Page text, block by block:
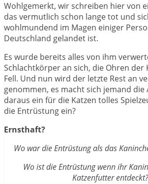
Wohlgemerkt, wir schreiben hier von
das vermutlich schon lange tot und
wohlmundend im Magen einiger
Deutschland gelandet ist.
Es wurde bereits alles von ihm
Schlachtkörper an sich, die Ohren der
Fell. Und nun wird der letzte Rest an
genommen, es macht sich jemand
daraus ein für die Katzen tolles
die Entrüstung ein?
Ernsthaft?
Wo war die Entrüstung als das
Wo ist die Entrüstung wenn ihr
Katzenfutter entdeckt?